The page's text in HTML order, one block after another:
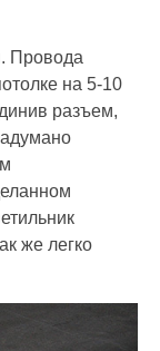
Провода
на 5-10
разъем,
же легко